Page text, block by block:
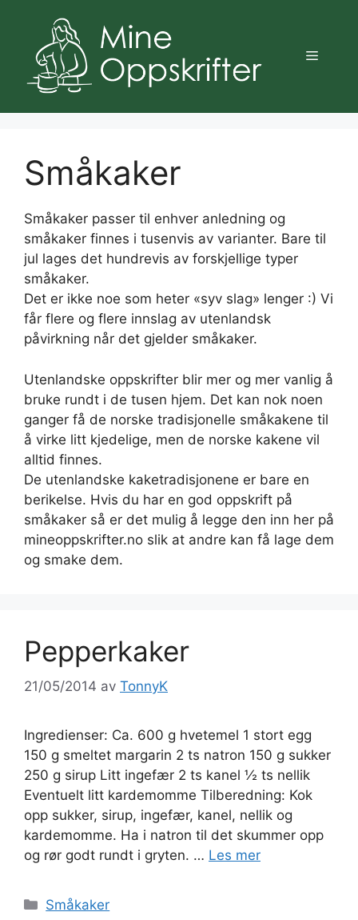
innhold
Meny
Småkaker
Småkaker passer til enhver anledning og
småkaker finnes i tusenvis av varianter. Bare til
jul lages det hundrevis av forskjellige typer
småkaker.
Det er ikke noe som heter «syv slag» lenger :) Vi
får flere og flere innslag av utenlandsk
påvirkning når det gjelder småkaker.
Utenlandske oppskrifter blir mer og mer vanlig å
bruke rundt i de tusen hjem. Det kan nok noen
ganger få de norske tradisjonelle småkakene til
å virke litt kjedelige, men de norske kakene vil
alltid finnes.
De utenlandske kaketradisjonene er bare en
berikelse. Hvis du har en god oppskrift på
småkaker så er det mulig å legge den inn her på
mineoppskrifter.no slik at andre kan få lage dem
og smake dem.
Pepperkaker
21/05/2014 av TonnyK
Ingredienser: Ca. 600 g hvetemel 1 stort egg
150 g smeltet margarin 2 ts natron 150 g sukker
250 g sirup Litt ingefær 2 ts kanel ½ ts nellik
Eventuelt litt kardemomme Tilberedning: Kok
opp sukker, sirup, ingefær, kanel, nellik og
kardemomme. Ha i natron til det skummer opp
og rør godt rundt i gryten. … Les mer
Kategorier
Småkaker